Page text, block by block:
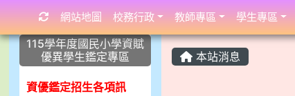
:::
本站消息
:::115學年度國民小學資賦
優異學生鑑定專區
資優鑑定招生各項訊
::: 網站地圖 校務行政 教師專區 學生專區